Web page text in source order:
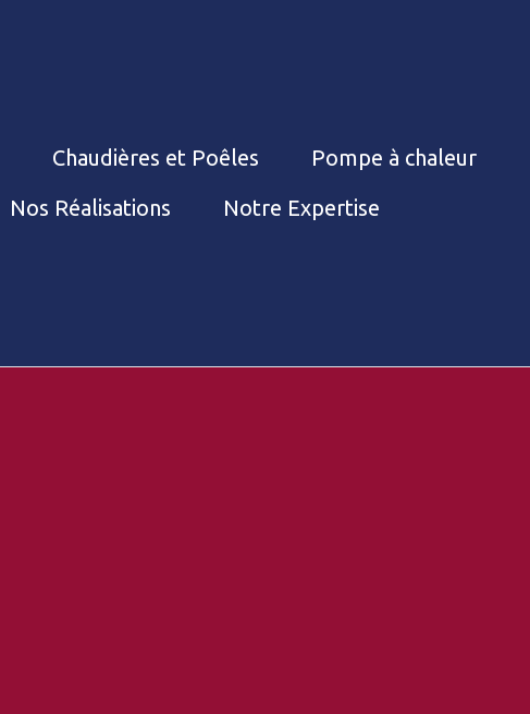
Chaudières et Poêles Pompe à chaleur
Nos Réalisations
Notre Expertise